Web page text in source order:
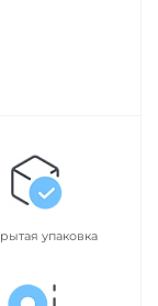
упаковка